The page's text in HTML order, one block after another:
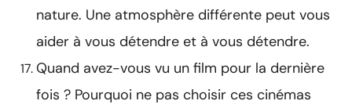
nature. Une atmosphère différente peut vous
aider à vous détendre et à vous détendre.
Quand avez-vous vu un film pour la dernière
fois ? Pourquoi ne pas choisir ces cinémas